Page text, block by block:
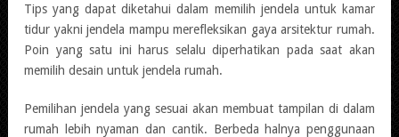
Tips yang dapat diketahui dalam memilih jendela untuk kamar
tidur yakni jendela mampu merefleksikan gaya arsitektur rumah.
Poin yang satu ini harus selalu diperhatikan pada saat akan
memilih desain untuk jendela rumah.
Pemilihan jendela yang sesuai akan membuat tampilan di dalam
rumah lebih nyaman dan cantik. Berbeda halnya penggunaan